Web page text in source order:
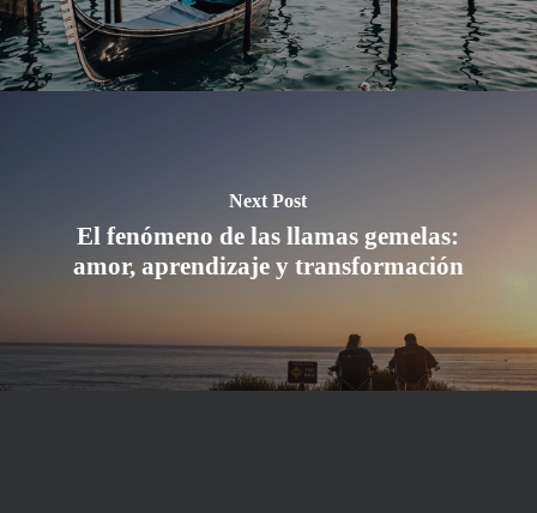
Next Post
El fenómeno de las llamas gemelas:
amor, aprendizaje y transformación